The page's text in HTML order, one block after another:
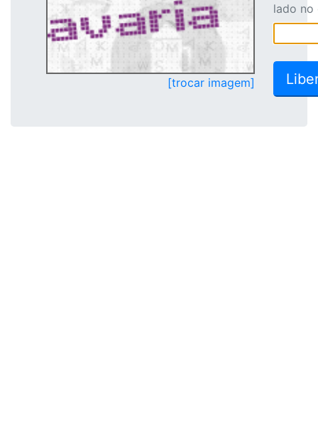
[trocar imagem]
lado no